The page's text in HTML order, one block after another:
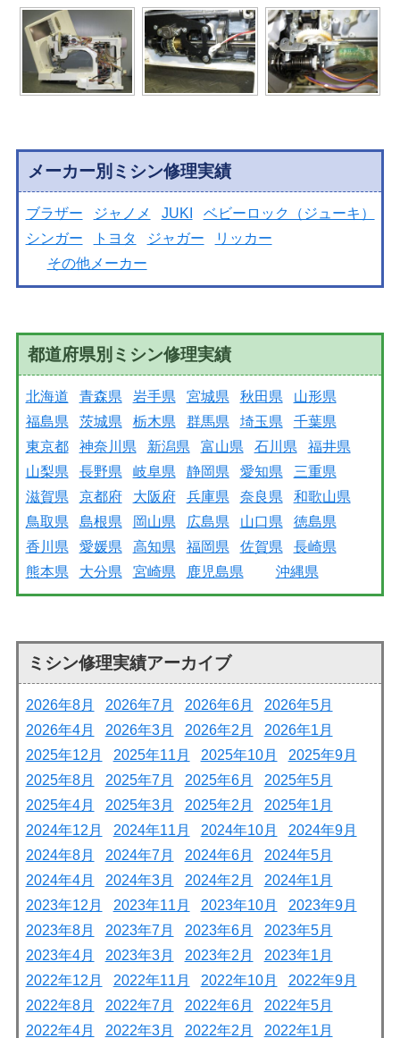
メーカー別ミシン修理実績
ブラザー ジャノメ JUKI
ベビーロック（ジューキ）
シンガー
トヨタ ジャガー
リッカー
その他メーカー
都道府県別ミシン修理実績
北海道 青森県 岩手県 宮城県 秋田県
山形県
福島県
茨城県 栃木県 群馬県 埼玉県
千葉県
東京都
神奈川県 新潟県 富山県 石川県
福井県
山梨県
長野県 岐阜県 静岡県 愛知県
三重県
滋賀県
京都府 大阪府 兵庫県 奈良県
和歌山県
鳥取県
島根県 岡山県 広島県 山口県
徳島県
香川県
愛媛県 高知県 福岡県 佐賀県
長崎県
熊本県
大分県 宮崎県 鹿児島県 沖縄県
ミシン修理実績アーカイブ
2026年8月 2026年7月 2026年6月
2026年5月
2026年4月
2026年3月 2026年2月
2026年1月
2025年12月
2025年11月 2025年10月
2025年9月
2025年8月
2025年7月 2025年6月
2025年5月
2025年4月
2025年3月 2025年2月
2025年1月
2024年12月
2024年11月 2024年10月
2024年9月
2024年8月
2024年7月 2024年6月
2024年5月
2024年4月
2024年3月 2024年2月
2024年1月
2023年12月
2023年11月 2023年10月
2023年9月
2023年8月
2023年7月 2023年6月
2023年5月
2023年4月
2023年3月 2023年2月
2023年1月
2022年12月
2022年11月 2022年10月
2022年9月
2022年8月
2022年7月 2022年6月
2022年5月
2022年4月
2022年3月 2022年2月 2022年1月